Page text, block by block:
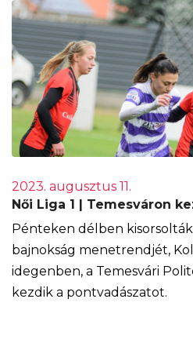
2023. augusztus 11.
Női Liga 1 | Temesváron
Pénteken délben
bajnokság menetrendjét,
idegenben, a Temesvári
kezdik a pontvadászatot.